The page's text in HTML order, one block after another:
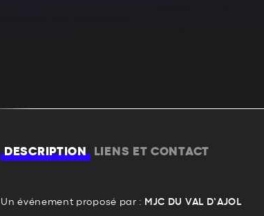
DESCRIPTION LIENS ET CONTACT
Un événement proposé par : MJC DU VAL D’AJOL